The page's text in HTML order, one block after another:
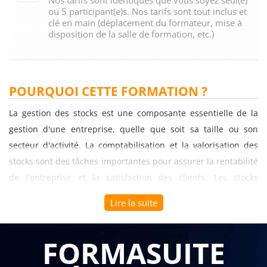
ou 5 participant(e)s. Nos tarifs sont tout inclus et
clé en main (déplacement du formateur, mise à
disposition de la salle de formation, etc.)
POURQUOI CETTE FORMATION ?
La gestion des stocks est une composante essentielle de la
gestion d'une entreprise, quelle que soit sa taille ou son
secteur d'activité. La comptabilisation et la valorisation des
stocks sont des tâches importantes pour assurer la rentabilité
de l'entreprise et la satisfaction des clients. Les stocks
représentent en effet une partie importante du capital investi
dans l'entreprise, il est donc essentiel de les gérer
efficacement.
Une formation sur la comptabilisation et la valorisation des
Lire la suite
FORMASUITE